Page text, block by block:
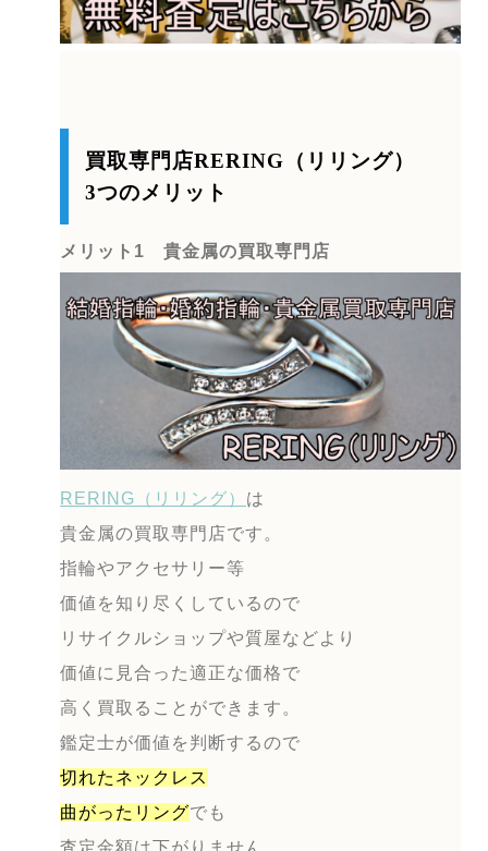
買取専門店RERING（リリング）
3つのメリット
メリット1 貴金属の買取専門店
RERING（リリング） は
貴金属の買取専門店です。
指輪やアクセサリー等
価値を知り尽くしているので
リサイクルショップや質屋などより
価値に見合った適正な価格で
高く買取ることができます。
鑑定士が価値を判断するので
切れたネックレス
曲がったリングでも